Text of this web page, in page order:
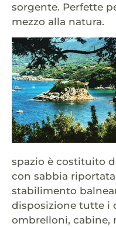
sorgente. Perfette
mezzo alla natura.
spazio è costituito
con sabbia
stabilimento
disposizione tutte i
ombrelloni, cabine,